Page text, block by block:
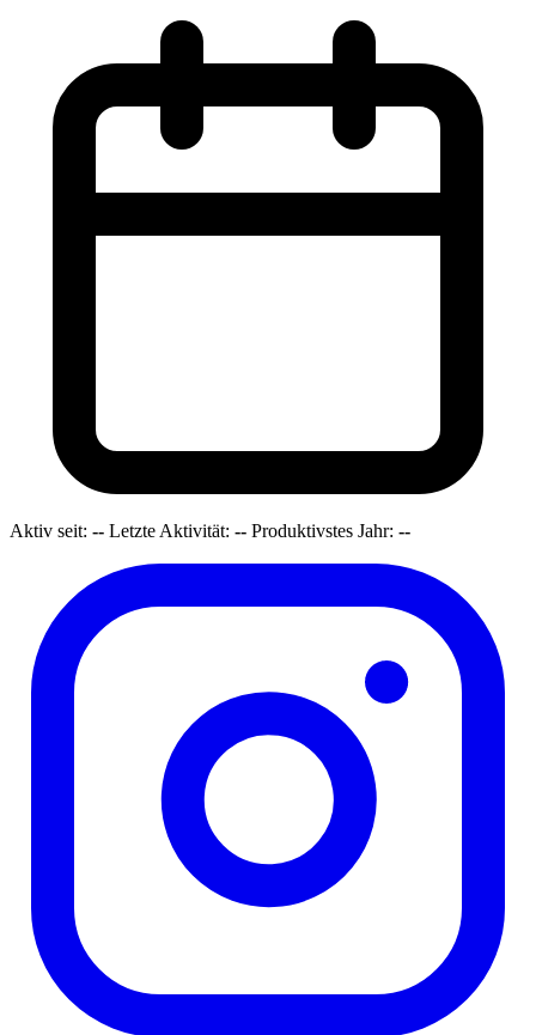
Aktiv seit: -- Letzte Aktivität: -- Produktivstes Jahr: --